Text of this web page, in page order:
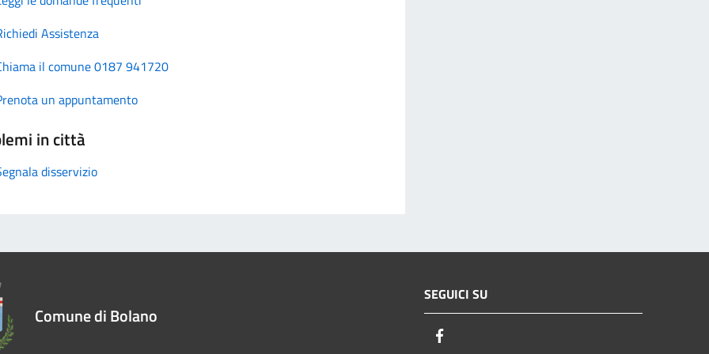
Assistenza
il comune 0187 941720
un appuntamento
in città
disservizio
Comune di Bolano
SEGUICI SU